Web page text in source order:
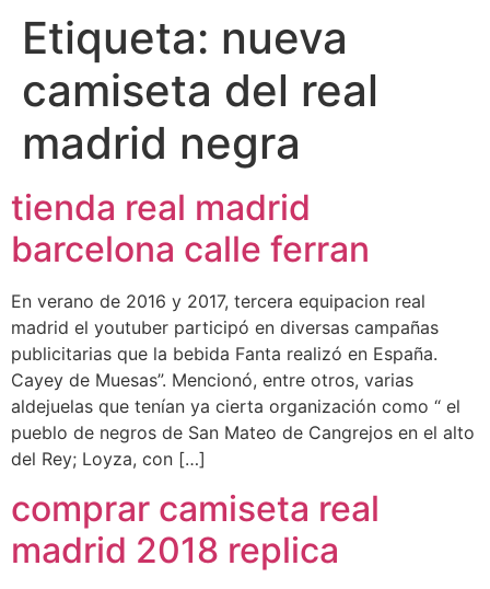
Etiqueta: nueva
camiseta del real
madrid negra
tienda real madrid
barcelona calle ferran
En verano de 2016 y 2017, tercera equipacion real
madrid el youtuber participó en diversas campañas
publicitarias que la bebida Fanta realizó en España.
Cayey de Muesas”. Mencionó, entre otros, varias
aldejuelas que tenían ya cierta organización como “ el
pueblo de negros de San Mateo de Cangrejos en el alto
del Rey; Loyza, con […]
comprar camiseta real
madrid 2018 replica